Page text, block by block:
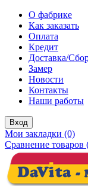
О фабрике
Как заказать
Оплата
Кредит
Доставка/
Замер
Новости
Контакты
Наши работы
Вход
Мои закладки (0)
Сравнение товаров